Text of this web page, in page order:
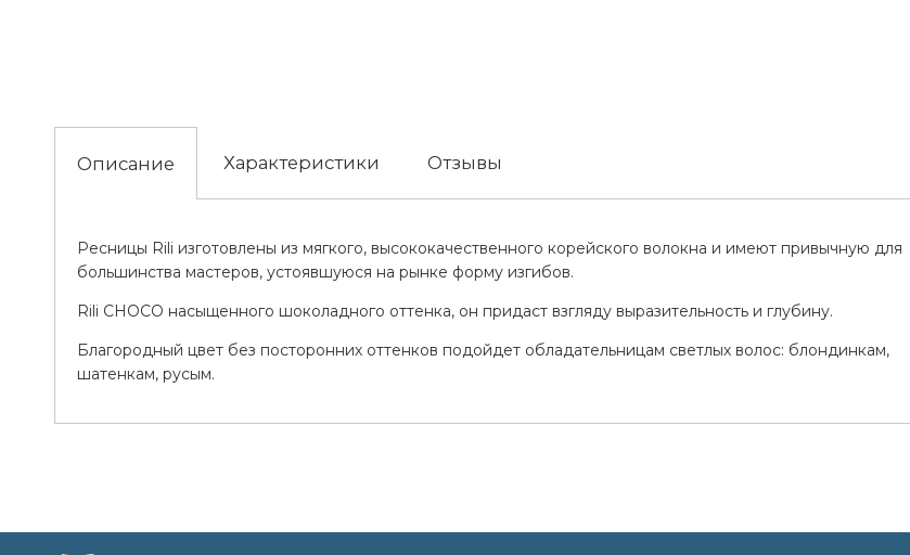
Описание Характеристики Отзывы
Ресницы Rili изготовлены из мягкого, высококачественного корейского волокна и имеют привычную для
большинства мастеров, устоявшуюся на рынке форму изгибов.
Rili CHOCO насыщенного шоколадного оттенка, он придаст взгляду выразительность и глубину.
Благородный цвет без посторонних оттенков подойдет обладательницам светлых волос: блондинкам,
шатенкам, русым.